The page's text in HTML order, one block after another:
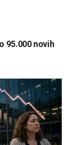
95.000 novih